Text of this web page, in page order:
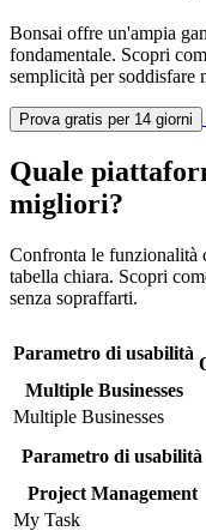
Bonsai offre un'ampia
fondamentale. Scopri
semplicità per soddisfare
Prova gratis per 14 giorni
Quale
migliori?
Confronta le funzionalità
tabella chiara. Scopri
senza sopraffarti.
Parametro di usabilità
Multiple Businesses
Multiple Businesses
Parametro di usabilità
Project Management
My Task